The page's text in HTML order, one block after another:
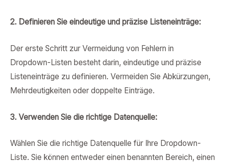
2. Definieren Sie eindeutige und präzise Listeneinträge:
Der erste Schritt zur Vermeidung von Fehlern in
Dropdown-Listen besteht darin, eindeutige und präzise
Listeneinträge zu definieren. Vermeiden Sie Abkürzungen,
Mehrdeutigkeiten oder doppelte Einträge.
3. Verwenden Sie die richtige Datenquelle:
Wählen Sie die richtige Datenquelle für Ihre Dropdown-
Liste. Sie können entweder einen benannten Bereich, einen